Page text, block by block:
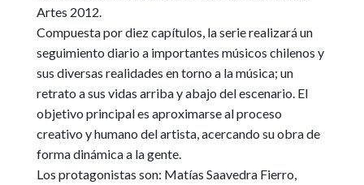
Artes 2012.
Compuesta por diez capítulos, la serie realizará un
seguimiento diario a importantes músicos chilenos y
sus diversas realidades en torno a la música; un
retrato a sus vidas arriba y abajo del escenario. El
objetivo principal es aproximarse al proceso
creativo y humano del artista, acercando su obra de
forma dinámica a la gente.
Los protagonistas son: Matías Saavedra Fierro,